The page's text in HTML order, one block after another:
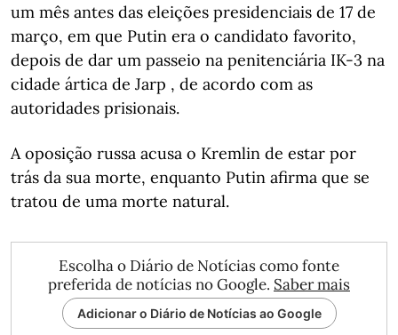
um mês antes das eleições presidenciais de 17 de
março, em que Putin era o candidato favorito,
depois de dar um passeio na penitenciária IK-3 na
cidade ártica de Jarp , de acordo com as
autoridades prisionais.
A oposição russa acusa o Kremlin de estar por
trás da sua morte, enquanto Putin afirma que se
tratou de uma morte natural.
Escolha o Diário de Notícias como fonte
preferida de notícias no Google. Saber mais
Adicionar o Diário de Notícias ao Google